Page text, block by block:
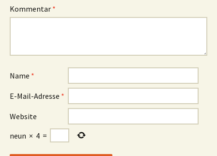
Kommentar *
Name *
E-Mail-Adresse *
Website
neun × 4 =